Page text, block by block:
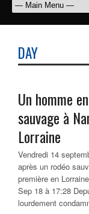
DAY
Un homme
sauvage à
Lorraine
Vendredi 14
après un rodéo
première en
Sep 18 à 17:28
lourdement